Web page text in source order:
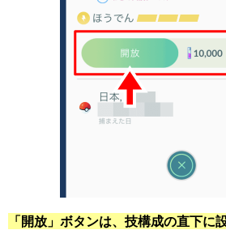
「開放」ボタンは、技構成の直下に